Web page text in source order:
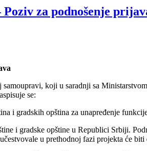
za podnošenje
koji u saradnji sa
se:
i gradskih opština za unapređenje
i gradske opštine u Republici Srbiji.
u prethodnoj fazi projekta će